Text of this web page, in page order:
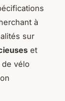
à
sur
et
vélo